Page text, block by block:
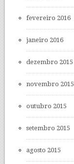
fevereiro 2016
janeiro 2016
dezembro 2015
novembro 2015
outubro 2015
setembro 2015
agosto 2015